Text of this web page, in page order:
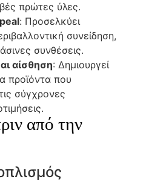
πρώτες ύλες.
: Προσελκύει
συνείδηση,
συνθέσεις.
αίσθηση: Δημιουργεί
προϊόντα που
σύγχρονες
από την